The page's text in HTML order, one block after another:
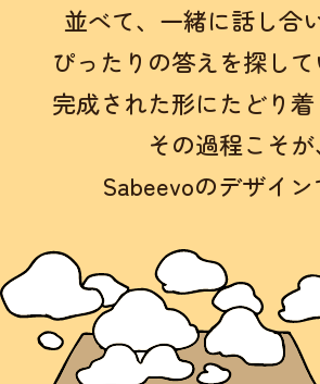
並べて、 一緒に話し合
ぴったりの答えを探して
完成された形にたどり着
その過程こそが、
Sabeevoのデザイン